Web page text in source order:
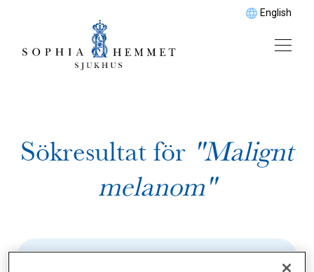
English
Sökresultat för "Malignt
melanom"